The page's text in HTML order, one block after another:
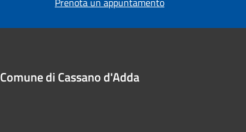
Comune di Cassano d'Adda